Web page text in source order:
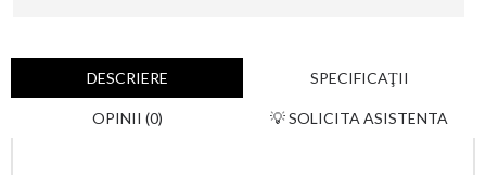
DESCRIERE SPECIFICAŢII
OPINII (0) 💡 SOLICITA ASISTENTA